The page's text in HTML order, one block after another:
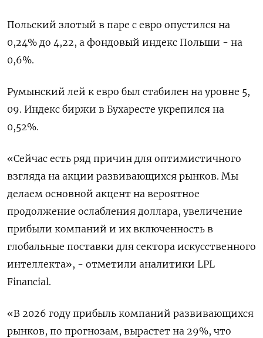
Польский злотый в паре с ‍евро опустился на
0,24% до 4,22, а фондовый индекс Польши - ‌на
0,6%.
Румынский лей к евро был стабилен на уровне 5,​
09. Индекс биржи в Бухаресте укрепился на
0,52%.
«Сейчас есть ряд причин для оптимистичного
взгляда на акции развивающихся рынков. Мы
делаем основной ⁠акцент на вероятное
продолжение ослабления доллара, увеличение
‍прибыли компаний и их включенность в
глобальные поставки для сектора искусственного
интеллекта», - отметили аналитики ‌LPL
Financial.
«В 2026 году прибыль компаний развивающихся
рынков, по прогнозам, вырастет на 29%, что